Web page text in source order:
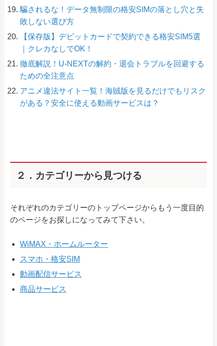
騙されるな！データ無制限の格安SIMの落とし穴と失
敗しない選び方
【保存版】デビットカードで契約できる格安SIM5選
｜クレカなしでOK！
徹底解説！U-NEXTの解約・退会トラブルを回避する
ための全注意点
アニメ違法サイト一覧！海賊版を見るだけでもリスク
がある？安全に使える動画サービスは？
２．カテゴリーから見つける
それぞれのカテゴリーのトップページからもう一度目的
のページをお探しになってみて下さい。
WiMAX・ホームルーター
スマホ・格安SIM
動画配信サービス
商品サービス